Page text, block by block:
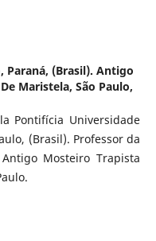
Paraná, (Brasil). Antigo
Maristela, São Paulo,
Pontifícia Universidade
(Brasil). Professor da
Mosteiro Trapista